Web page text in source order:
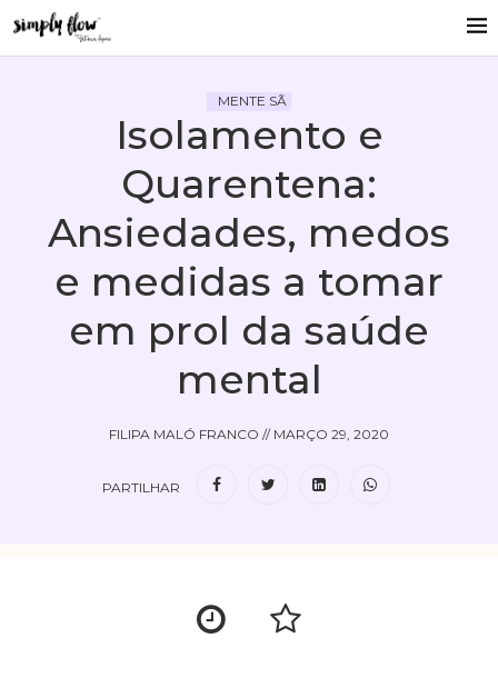
MENTE SÃ
Isolamento e
Quarentena:
Ansiedades, medos
e medidas a tomar
em prol da saúde
mental
FILIPA MALÓ FRANCO // MARÇO 29, 2020
PARTILHAR